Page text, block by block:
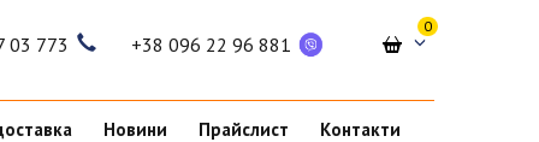
03 773 +38 096 22 96 881
0
Новини Прайслист Контакти